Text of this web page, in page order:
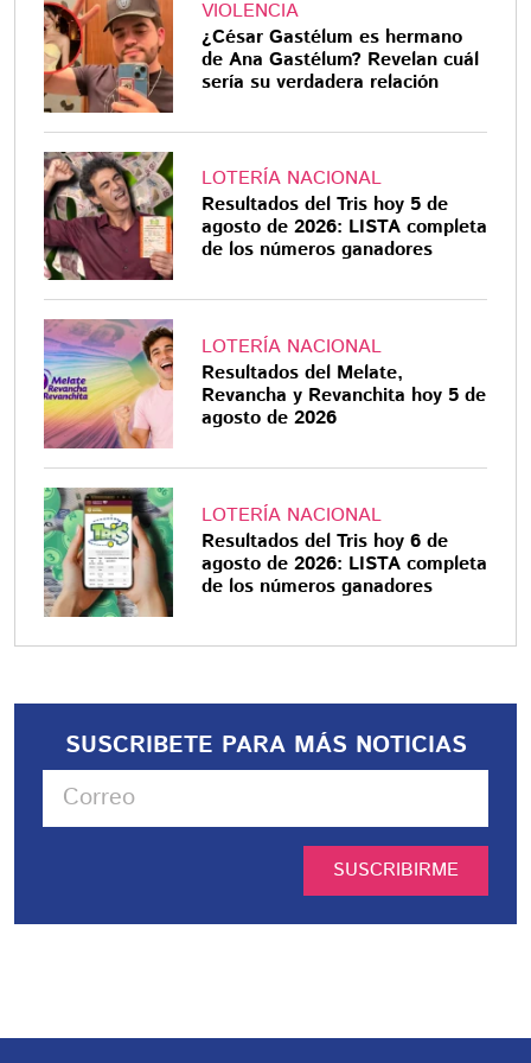
VIOLENCIA
¿César Gastélum es hermano
de Ana Gastélum? Revelan cuál
sería su verdadera relación
LOTERÍA NACIONAL
Resultados del Tris hoy 5 de
agosto de 2026: LISTA completa
de los números ganadores
LOTERÍA NACIONAL
Resultados del Melate,
Revancha y Revanchita hoy 5 de
agosto de 2026
LOTERÍA NACIONAL
Resultados del Tris hoy 6 de
agosto de 2026: LISTA completa
de los números ganadores
SUSCRIBETE PARA MÁS NOTICIAS
SUSCRIBIRME